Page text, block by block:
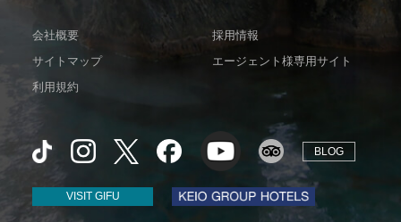
会社概要
採用情報
サイトマップ
エージェント様専用サイト
利用規約
BLOG
VISIT GIFU